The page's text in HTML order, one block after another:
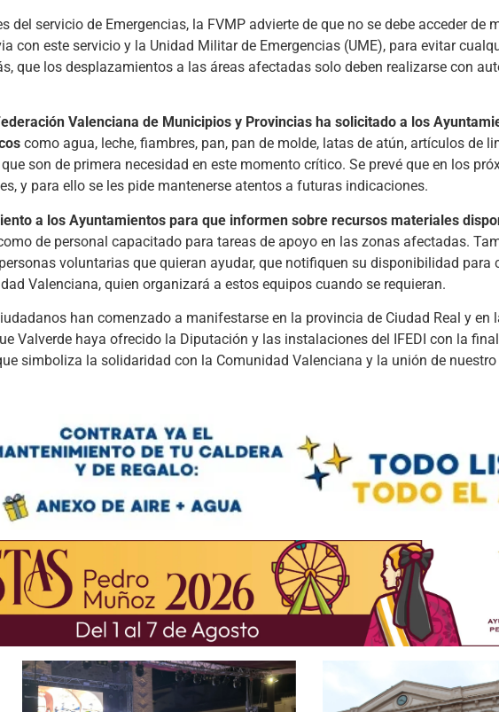
servicio de Emergencias, la FVMP advierte de que no se debe acceder de
con este servicio y la Unidad Militar de Emergencias (UME), para evitar
que los desplazamientos a las áreas afectadas solo deben realizarse con
Valenciana de Municipios y Provincias ha solicitado a los
como agua, leche, fiambres, pan, pan de molde, latas de atún, artículos de
son de primera necesidad en este momento crítico. Se prevé que en los
y para ello se les pide mantenerse atentos a futuras indicaciones.
a los Ayuntamientos para que informen sobre recursos materiales
de personal capacitado para tareas de apoyo en las zonas afectadas.
voluntarias que quieran ayudar, que notifiquen su disponibilidad para
Valenciana, quien organizará a estos equipos cuando se requieran.
han comenzado a manifestarse en la provincia de Ciudad Real y en
Valverde haya ofrecido la Diputación y las instalaciones del IFEDI con la
simboliza la solidaridad con la Comunidad Valenciana y la unión de